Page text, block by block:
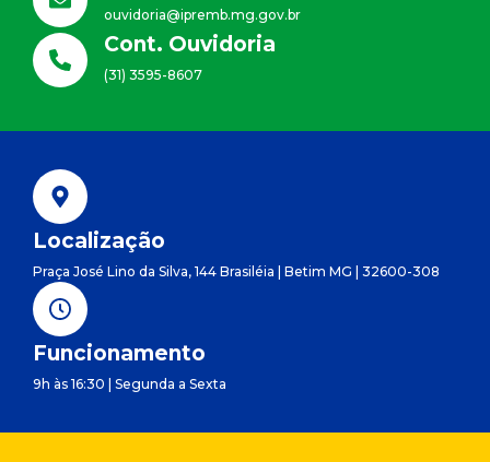
ouvidoria@ipremb.mg.gov.br
Cont. Ouvidoria
(31) 3595-8607
Localização
Praça José Lino da Silva, 144 Brasiléia | Betim MG | 32600-308
Funcionamento
9h às 16:30 | Segunda a Sexta